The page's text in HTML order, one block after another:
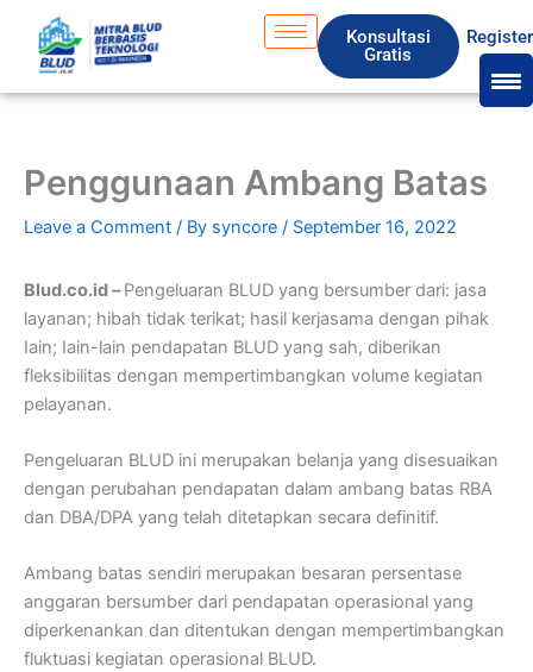
content
Konsultasi
Gratis
Register
Penggunaan Ambang Batas
Leave a Comment / By syncore / September 16, 2022
Blud.co.id –Pengeluaran BLUD yang bersumber dari: jasa
layanan; hibah tidak terikat; hasil kerjasama dengan pihak
Iain; Iain-lain pendapatan BLUD yang sah, diberikan
fleksibilitas dengan mempertimbangkan volume kegiatan
pelayanan.
Pengeluaran BLUD ini merupakan belanja yang disesuaikan
dengan perubahan pendapatan dalam ambang batas RBA
dan DBA/DPA yang telah ditetapkan secara definitif.
Ambang batas sendiri merupakan besaran persentase
anggaran bersumber dari pendapatan operasional yang
diperkenankan dan ditentukan dengan mempertimbangkan
fluktuasi kegiatan operasional BLUD.
h